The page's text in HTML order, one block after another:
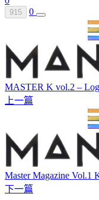
915 0
MASTER K vol.2 –
上一篇
Master Magazine
下一篇